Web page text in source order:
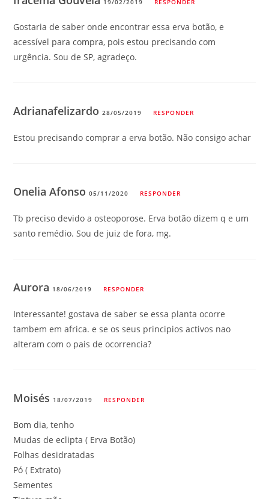
19/02/2019 RESPONDER
Gostaria de saber onde encontrar essa erva botão, e
acessível para compra, pois estou precisando com
urgência. Sou de SP, agradeço.
Adrianafelizardo28/05/2019 RESPONDER
Estou precisando comprar a erva botão. Não consigo achar
Onelia Afonso05/11/2020 RESPONDER
Tb preciso devido a osteoporose. Erva botão dizem q e um
santo remédio. Sou de juiz de fora, mg.
Aurora 18/06/2019 RESPONDER
Interessante! gostava de saber se essa planta ocorre
tambem em africa. e se os seus principios activos nao
alteram com o pais de ocorrencia?
Moisés 18/07/2019 RESPONDER
Bom dia, tenho
Mudas de eclipta ( Erva Botão)
Folhas desidratadas
Pó ( Extrato)
Sementes